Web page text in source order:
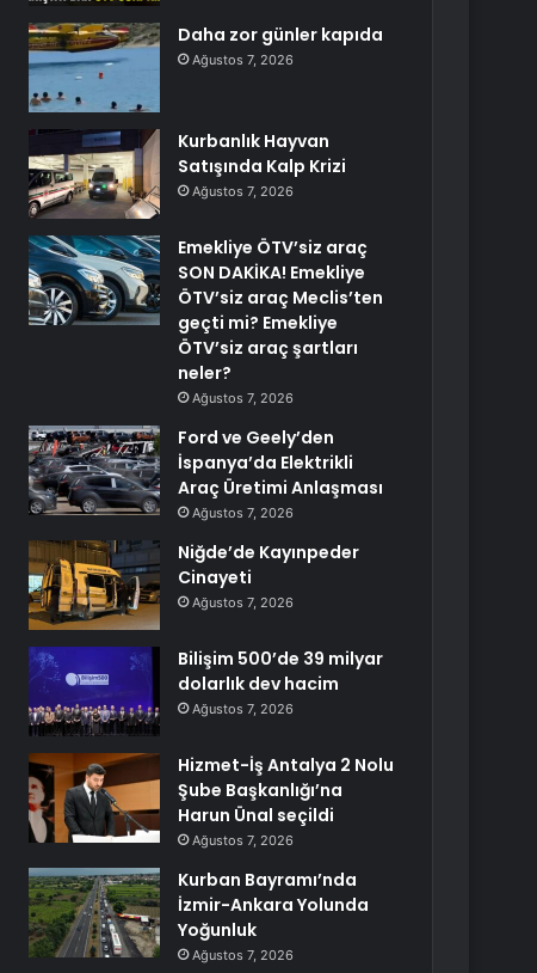
Daha zor günler kapıda
Ağustos 7, 2026
Kurbanlık Hayvan
Satışında Kalp Krizi
Ağustos 7, 2026
Emekliye ÖTV’siz araç
SON DAKİKA! Emekliye
ÖTV’siz araç Meclis’ten
geçti mi? Emekliye
ÖTV’siz araç şartları
neler?
Ağustos 7, 2026
Ford ve Geely’den
İspanya’da Elektrikli
Araç Üretimi Anlaşması
Ağustos 7, 2026
Niğde’de Kayınpeder
Cinayeti
Ağustos 7, 2026
Bilişim 500’de 39 milyar
dolarlık dev hacim
Ağustos 7, 2026
Hizmet-İş Antalya 2 Nolu
Şube Başkanlığı’na
Harun Ünal seçildi
Ağustos 7, 2026
Kurban Bayramı’nda
İzmir-Ankara Yolunda
Yoğunluk
Ağustos 7, 2026